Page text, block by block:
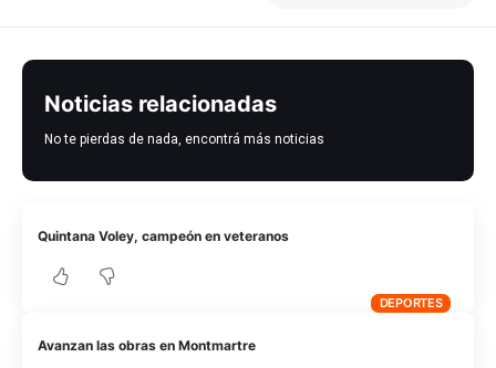
Noticias relacionadas
No te pierdas de nada, encontrá más noticias
DEPORTES
Quintana Voley, campeón en veteranos
Avanzan las obras en Montmartre